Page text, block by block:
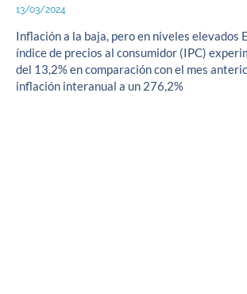
13/03/2024
Inflación a la baja, pero en niveles elevados
índice de precios al consumidor (IPC)
del 13,2% en comparación con el mes
inflación interanual a un 276,2%